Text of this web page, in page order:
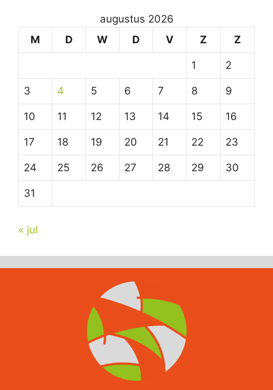
augustus 2026
M
D W D V Z Z
1 2
3 4 5 6 7 8 9
10 11 12 13 14 15 16
17 18 19 20 21 22 23
24 25 26 27 28 29 30
31
« jul